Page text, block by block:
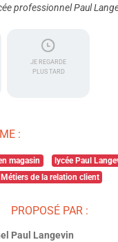
professionnel Paul
JE REGARDE
PLUS TARD
:
magasin
lycée Paul
Métiers de la relation client
PROPOSÉ PAR :
Paul Langevin